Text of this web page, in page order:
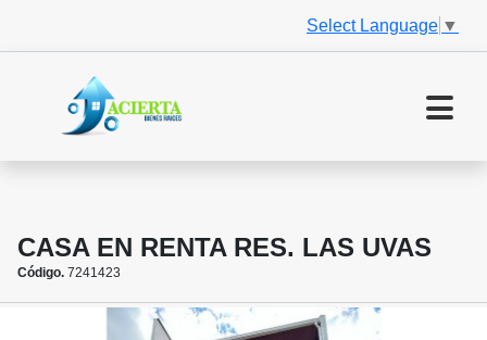
Select Language ▼
CASA EN RENTA RES. LAS UVAS
Código. 7241423